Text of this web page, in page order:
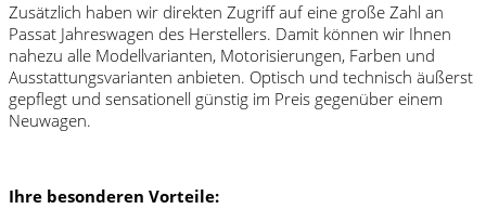
Zusätzlich haben wir direkten Zugriff auf eine große Zahl an
Passat Jahreswagen des Herstellers. Damit können wir Ihnen
nahezu alle Modellvarianten, Motorisierungen, Farben und
Ausstattungsvarianten anbieten. Optisch und technisch äußerst
gepflegt und sensationell günstig im Preis gegenüber einem
Neuwagen.
Ihre besonderen Vorteile: